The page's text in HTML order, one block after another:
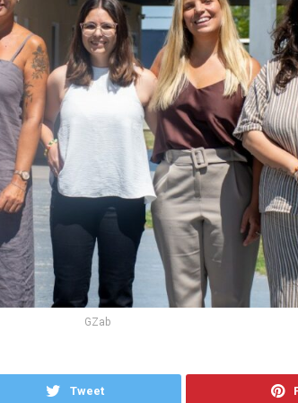
GZab
Tweet